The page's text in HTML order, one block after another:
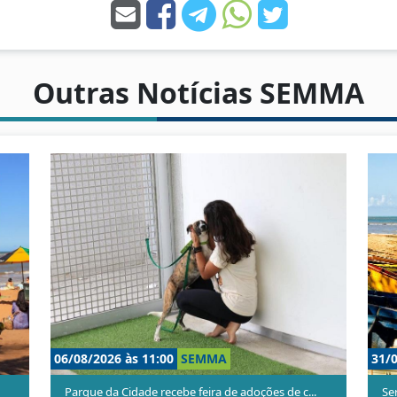
Outras Notícias SEMMA
31/07/2026 às 11:00 SEMMA
Alunos de Porto Canoa aprendem a transformar...
29/